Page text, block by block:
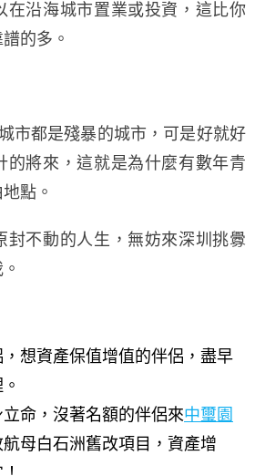
沿海城市置業或投資，這比你
的多。
市都是殘暴的城市，可是好就好
的將來，這就是為什麼有數年青
點。
不動的人生，無妨來深圳挑釁
想資產保值增值的伴侶，盡早
命，沒著名額的伴侶來中璽園
母白石洲舊改項目，資產增